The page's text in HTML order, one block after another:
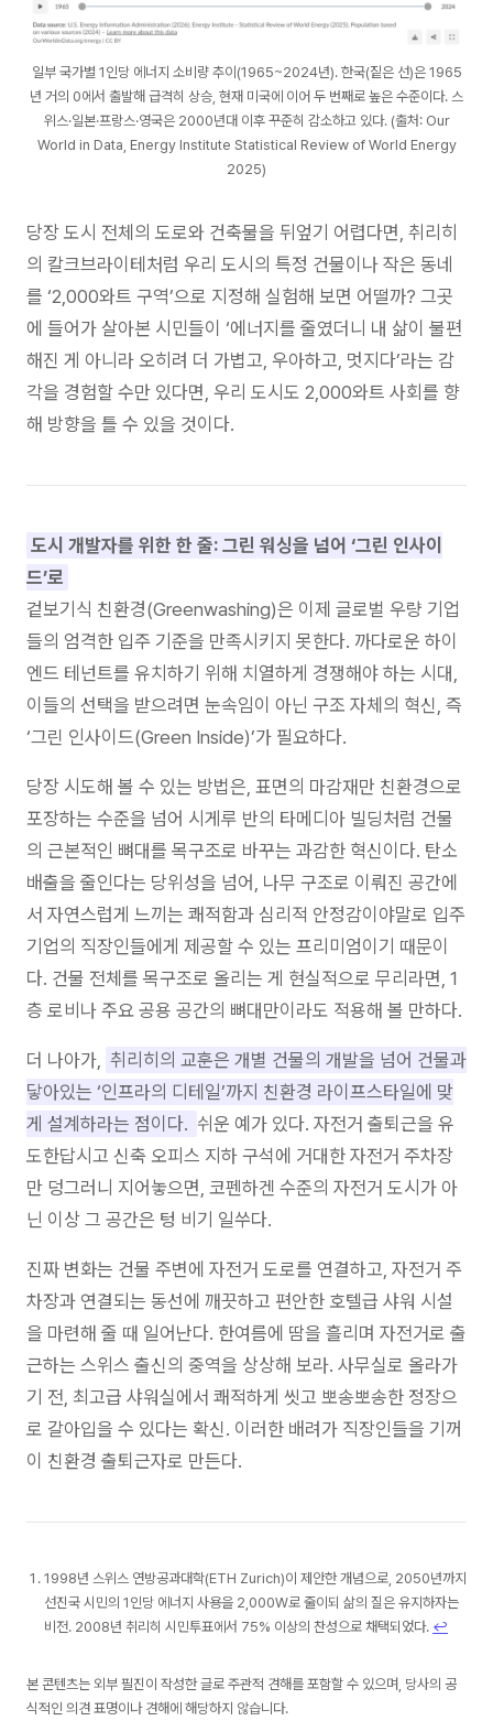
일부 국가별 1인당 에너지 소비량 추이(1965~2024년). 한국(짙은 선)은 1965
년 거의 0에서 출발해 급격히 상승, 현재 미국에 이어 두 번째로 높은 수준이다. 스
위스·일본·프랑스·영국은 2000년대 이후 꾸준히 감소하고 있다. (출처: Our
World in Data, Energy Institute Statistical Review of World Energy
2025)
당장 도시 전체의 도로와 건축물을 뒤엎기 어렵다면, 취리히
의 칼크브라이테처럼 우리 도시의 특정 건물이나 작은 동네
를 ‘2,000와트 구역’으로 지정해 실험해 보면 어떨까? 그곳
에 들어가 살아본 시민들이 ‘에너지를 줄였더니 내 삶이 불편
해진 게 아니라 오히려 더 가볍고, 우아하고, 멋지다’라는 감
각을 경험할 수만 있다면, 우리 도시도 2,000와트 사회를 향
해 방향을 틀 수 있을 것이다.
도시 개발자를 위한 한 줄: 그린 워싱을 넘어 ‘그린 인사이
드’로
겉보기식 친환경(Greenwashing)은 이제 글로벌 우량 기업
들의 엄격한 입주 기준을 만족시키지 못한다. 까다로운 하이
엔드 테넌트를 유치하기 위해 치열하게 경쟁해야 하는 시대,
이들의 선택을 받으려면 눈속임이 아닌 구조 자체의 혁신, 즉
‘그린 인사이드(Green Inside)’가 필요하다.
당장 시도해 볼 수 있는 방법은, 표면의 마감재만 친환경으로
포장하는 수준을 넘어 시게루 반의 타메디아 빌딩처럼 건물
의 근본적인 뼈대를 목구조로 바꾸는 과감한 혁신이다. 탄소
배출을 줄인다는 당위성을 넘어, 나무 구조로 이뤄진 공간에
서 자연스럽게 느끼는 쾌적함과 심리적 안정감이야말로 입주
기업의 직장인들에게 제공할 수 있는 프리미엄이기 때문이
다. 건물 전체를 목구조로 올리는 게 현실적으로 무리라면, 1
층 로비나 주요 공용 공간의 뼈대만이라도 적용해 볼 만하다.
더 나아가, 취리히의 교훈은 개별 건물의 개발을 넘어 건물과
닿아있는 ‘인프라의 디테일’까지 친환경 라이프스타일에 맞
게 설계하라는 점이다. 쉬운 예가 있다. 자전거 출퇴근을 유
도한답시고 신축 오피스 지하 구석에 거대한 자전거 주차장
만 덩그러니 지어놓으면, 코펜하겐 수준의 자전거 도시가 아
닌 이상 그 공간은 텅 비기 일쑤다.
진짜 변화는 건물 주변에 자전거 도로를 연결하고, 자전거 주
차장과 연결되는 동선에 깨끗하고 편안한 호텔급 샤워 시설
을 마련해 줄 때 일어난다. 한여름에 땀을 흘리며 자전거로 출
근하는 스위스 출신의 중역을 상상해 보라. 사무실로 올라가
기 전, 최고급 샤워실에서 쾌적하게 씻고 뽀송뽀송한 정장으
로 갈아입을 수 있다는 확신. 이러한 배려가 직장인들을 기꺼
이 친환경 출퇴근자로 만든다.
1998년 스위스 연방공과대학(ETH Zurich)이 제안한 개념으로, 2050년까지
선진국 시민의 1인당 에너지 사용을 2,000W로 줄이되 삶의 질은 유지하자는
비전. 2008년 취리히 시민투표에서 75% 이상의 찬성으로 채택되었다. ↩︎
본 콘텐츠는 외부 필진이 작성한 글로 주관적 견해를 포함할 수 있으며, 당사의 공
식적인 의견 표명이나 견해에 해당하지 않습니다.